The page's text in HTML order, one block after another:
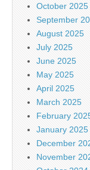
October 2025
September
August 2025
July 2025
June 2025
May 2025
April 2025
March 2025
February
January 2025
December
November